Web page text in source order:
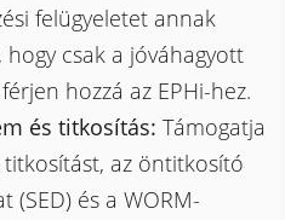
felügyeletet annak
csak a jóváhagyott
hozzá az EPHi-hez.
és titkosítás: Támogatja
titkosítást, az öntitkosító
(SED) és a WORM-